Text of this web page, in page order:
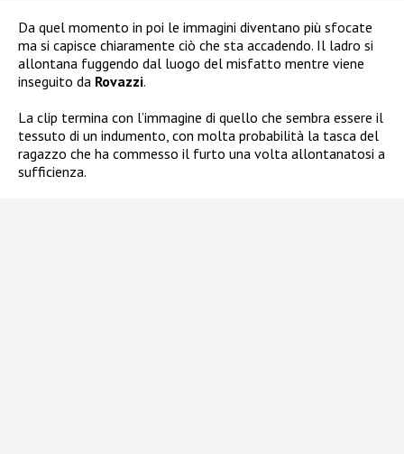
Da quel momento in poi le immagini diventano più sfocate
ma si capisce chiaramente ciò che sta accadendo. Il ladro si
allontana fuggendo dal luogo del misfatto mentre viene
inseguito da Rovazzi.
La clip termina con l’immagine di quello che sembra essere il
tessuto di un indumento, con molta probabilità la tasca del
ragazzo che ha commesso il furto una volta allontanatosi a
sufficienza.